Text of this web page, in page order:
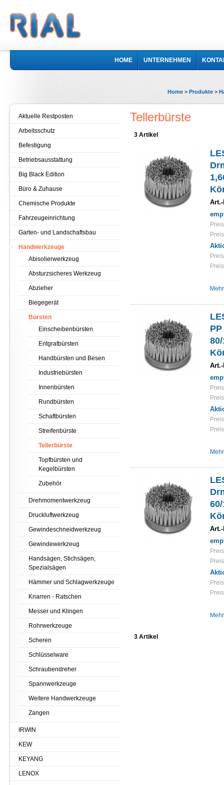
HOME UNTERNEHMEN
Home > Produkte >
Tellerbürste
3 Artikel
Art.-
Art.-
Art.-
3 Artikel
Aktuelle Restposten
Arbeitsschutz
Befestigung
Betriebsausstattung
Big Black Edition
Büro & Zuhause
Chemische Produkte
Fahrzeugeinrichtung
Garten- und Landschaftsbau
Handwerkzeuge
Abisolierwerkzeug
Absturzsicheres Werkzeug
Abzieher
Biegegerät
Bürsten
Einscheibenbürsten
Entgratbürsten
Handbürsten und Besen
Industriebürsten
Innenbürsten
Rundbürsten
Schaftbürsten
Streifenbürste
Tellerbürste
Topfbürsten und
Kegelbürsten
Zubehör
Drehmomentwerkzeug
Druckluftwerkzeug
Gewindeschneidwerkzeug
Gewindewerkzeug
Handsägen, Stichsägen,
Spezialsägen
Hämmer und Schlagwerkzeuge
Knarren - Ratschen
Messer und Klingen
Rohrwerkzeuge
Scheren
Schlüsselware
Schraubendreher
Spannwerkzeuge
Weitere Handwerkzeuge
Zangen
IRWIN
KEW
KEYANG
LENOX